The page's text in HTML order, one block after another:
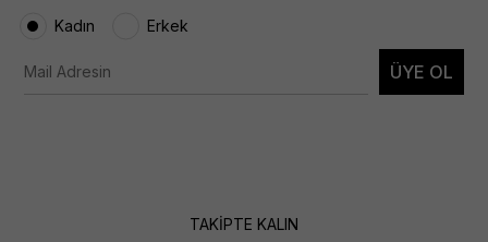
Kadın Erkek
ÜYE OL
TAKİPTE KALIN